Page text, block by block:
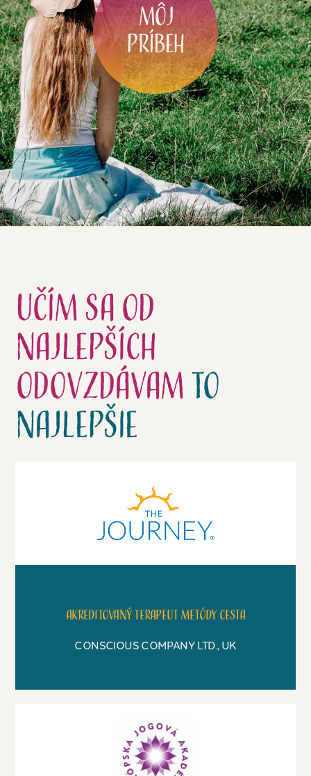
Môj
príbeh
Učím saod
najlepších
odovzdávamto
najlepšie
Akreditovaný terapeut metódy Cesta
CONSCIOUS COMPANY LTD., UK